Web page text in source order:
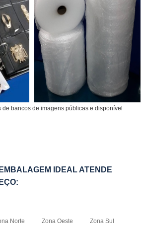
de bancos de imagens públicas e disponível
IDEAL ATENDE
Norte Zona Oeste Zona Sul